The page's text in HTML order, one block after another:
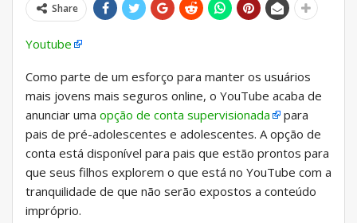
Share
Youtube
Como parte de um esforço para manter os usuários
mais jovens mais seguros online, o YouTube acaba de
anunciar uma opção de conta supervisionada
para
pais de pré-adolescentes e adolescentes. A opção de
conta está disponível para pais que estão prontos para
que seus filhos explorem o que está no YouTube com a
tranquilidade de que não serão expostos a conteúdo
impróprio.